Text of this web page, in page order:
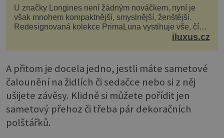
U značky Longines není žádným nováčkem, nyní je
však mnohem kompaktnější, smyslnější, ženštější.
Redesignovaná kolekce PrimaLuna vystihuje vše, čím
je značka Longines dnes a čím byla i před sto dvacet...
iluxus.cz
A přitom je docela jedno, jestli máte sametové
čalounění na židlích či sedačce nebo si z něj
ušijete závěsy. Klidně si můžete pořídit jen
sametový přehoz či třeba pár dekoračních
polštářků.